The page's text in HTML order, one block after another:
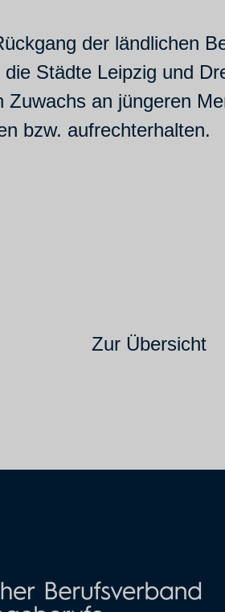
der ländlichen
Städte Leipzig und
an jüngeren
bzw. aufrechterhalten.
Zur Übersicht